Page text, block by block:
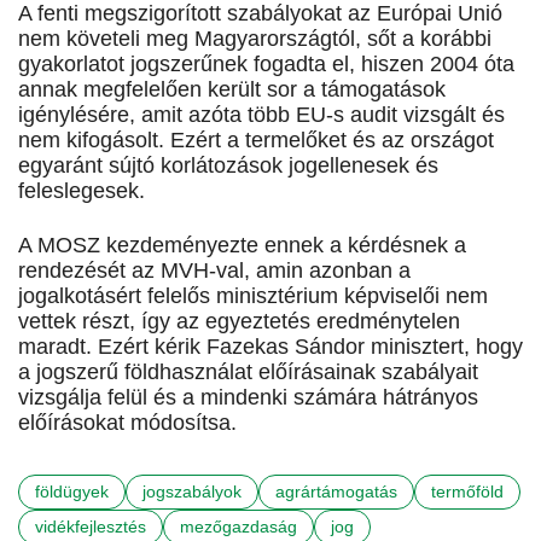
A fenti megszigorított szabályokat az Európai Unió
nem követeli meg Magyarországtól, sőt a korábbi
gyakorlatot jogszerűnek fogadta el, hiszen 2004 óta
annak megfelelően került sor a támogatások
igénylésére, amit azóta több EU-s audit vizsgált és
nem kifogásolt. Ezért a termelőket és az országot
egyaránt sújtó korlátozások jogellenesek és
feleslegesek.
A MOSZ kezdeményezte ennek a kérdésnek a
rendezését az MVH-val, amin azonban a
jogalkotásért felelős minisztérium képviselői nem
vettek részt, így az egyeztetés eredménytelen
maradt. Ezért kérik Fazekas Sándor minisztert, hogy
a jogszerű földhasználat előírásainak szabályait
vizsgálja felül és a mindenki számára hátrányos
előírásokat módosítsa.
földügyek jogszabályok agrártámogatás
termőföld
vidékfejlesztés
mezőgazdaság jog